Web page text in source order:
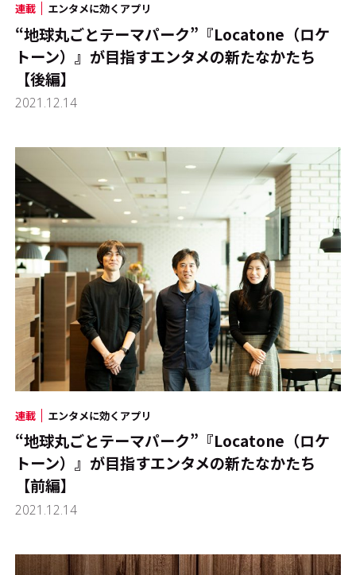
連載 エンタメに効くアプリ
“地球丸ごとテーマパーク”『Locatone（ロケ
トーン）』が目指すエンタメの新たなかたち
【後編】
2021.12.14
連載 エンタメに効くアプリ
“地球丸ごとテーマパーク”『Locatone（ロケ
トーン）』が目指すエンタメの新たなかたち
【前編】
2021.12.14